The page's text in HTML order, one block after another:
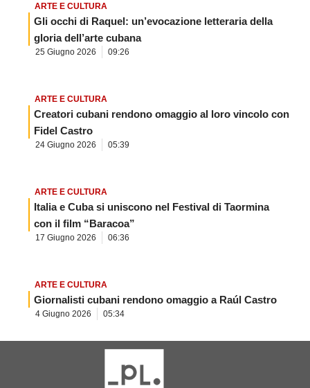
ARTE E CULTURA
Gli occhi di Raquel: un’evocazione letteraria della
gloria dell’arte cubana
25 Giugno 2026 09:26
ARTE E CULTURA
Creatori cubani rendono omaggio al loro vincolo con
Fidel Castro
24 Giugno 2026 05:39
ARTE E CULTURA
Italia e Cuba si uniscono nel Festival di Taormina
con il film “Baracoa”
17 Giugno 2026 06:36
ARTE E CULTURA
Giornalisti cubani rendono omaggio a Raúl Castro
4 Giugno 2026 05:34